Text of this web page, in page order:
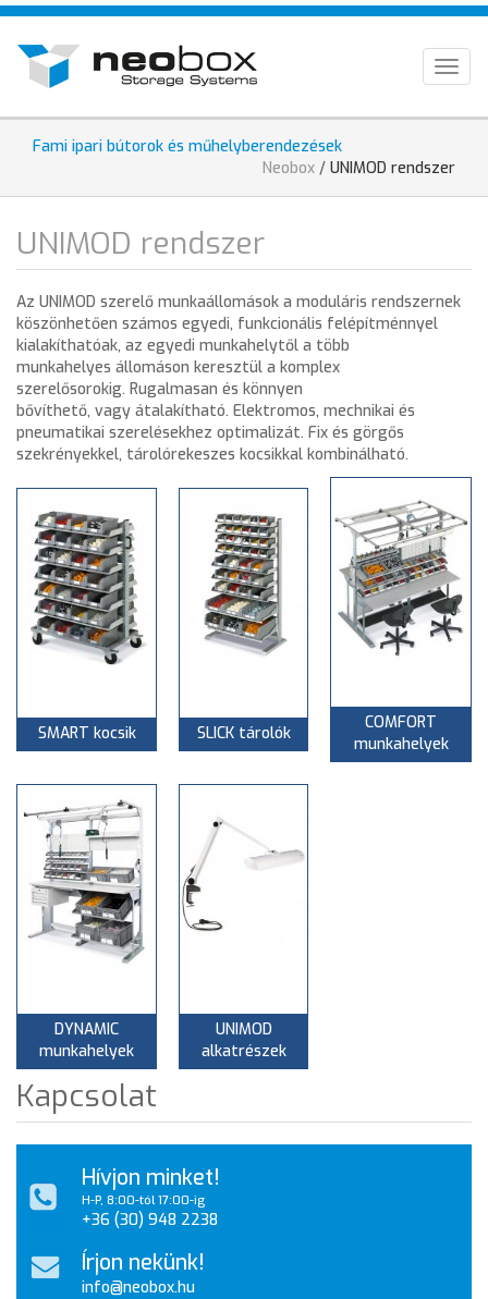
Ugrás
tartalomra
EN
Fami ipari bútorok és műhelyberendezések
Jelenlegi
hely
Neobox / UNIMOD rendszer
UNIMOD rendszer
Az UNIMOD szerelő munkaállomások a moduláris rendszernek
köszönhetően számos egyedi, funkcionális felépítménnyel
kialakíthatóak, az egyedi munkahelytől a több
munkahelyes állomáson keresztül a komplex
szerelősorokig. Rugalmasan és könnyen
bővíthető, vagy átalakítható. Elektromos, mechnikai és
pneumatikai szerelésekhez optimalizát. Fix és görgős
szekrényekkel, tárolórekeszes kocsikkal kombinálható.
SMART kocsik SLICK tárolók
COMFORT
munkahelyek
DYNAMIC
munkahelyek
UNIMOD
alkatrészek
Kapcsolat
Hívjon minket!
H-P, 8:00-tól 17:00-ig
+36 (30) 948 2238
Írjon nekünk!
info@neobox.hu